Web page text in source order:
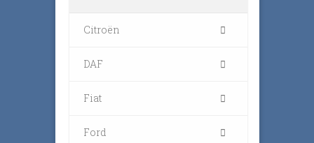
Citroën
DAF
Fiat
Ford